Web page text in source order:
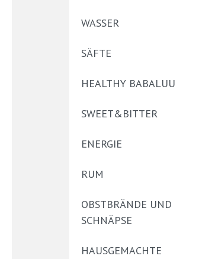
WASSER
SÄFTE
HEALTHY BABALUU
SWEET&BITTER
ENERGIE
RUM
OBSTBRÄNDE UND
SCHNÄPSE
HAUSGEMACHTE